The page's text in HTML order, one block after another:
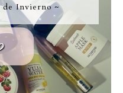
de Invierno ~